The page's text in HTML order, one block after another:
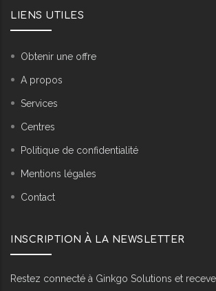
LIENS UTILES
Obtenir une offre
A propos
Services
Centres
Politique de confidentialité
Mentions légales
Contact
INSCRIPTION À LA NEWSLETTER
Restez connecté à Ginkgo Solutions et